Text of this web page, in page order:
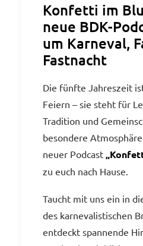
Konfetti im
neue BDK-
um Karneval,
Fastnacht
Die fünfte Jahreszeit
Feiern – sie steht für
Tradition und
besondere
neuer Podcast
zu euch nach Hause.
Taucht mit uns ein in
des karnevalistischen
entdeckt spannende